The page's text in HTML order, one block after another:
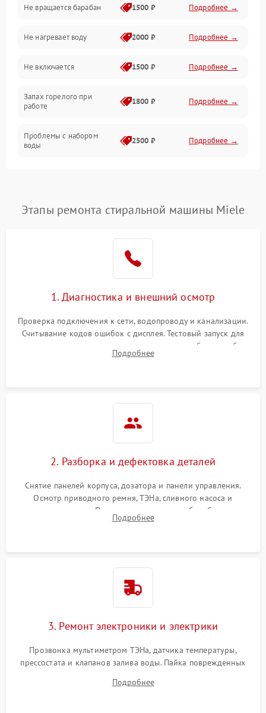
Слив
Программное обеспечение
Не вращается барабан 1500 ₽ Подробнее →
Не нагревает воду 2000 ₽ Подробнее →
Не включается 1500 ₽ Подробнее →
Запах горелого при
работе
1800 ₽ Подробнее →
Проблемы с набором
воды
2500 ₽ Подробнее →
Замена платы управления Подробнее →
Этапы ремонта стиральной машины Miele
1. Диагностика и внешний осмотр
Проверка подключения к сети, водопроводу и канализации.
Считывание кодов ошибок с дисплея. Тестовый запуск для
выявления посторонних шумов, протечек или сбоев в работе
электронного модуля управления.
Подробнее
2. Разборка и дефектовка деталей
Снятие панелей корпуса, дозатора и панели управления.
Осмотр приводного ремня, ТЭНа, сливного насоса и
амортизаторов. Проверка подшипников барабана и
крестовины на износ, а манжеты люка на разрывы.
Подробнее
3. Ремонт электроники и электрики
Прозвонка мультиметром ТЭНа, датчика температуры,
прессостата и клапанов залива воды. Пайка поврежденных
Восстановление целостности проводки и контактов.
Подробнее